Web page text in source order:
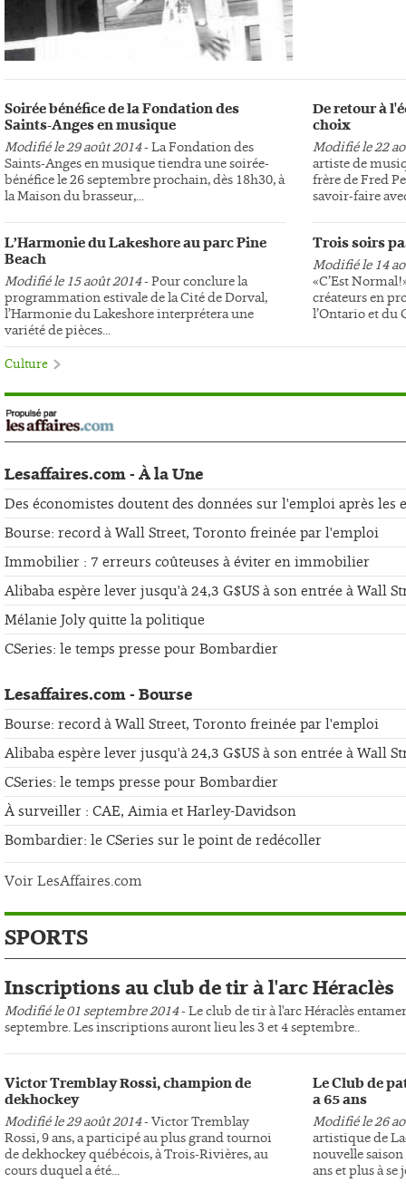
Soirée bénéfice de la Fondation des
Saints-Anges en musique
Modifié le 29 août 2014- La Fondation des
Saints-Anges en musique tiendra une soirée-
bénéfice le 26 septembre prochain, dès 18h30, à
la Maison du brasseur,...
L’Harmonie du Lakeshore au parc Pine
Beach
Modifié le 15 août 2014- Pour conclure la
programmation estivale de la Cité de Dorval,
l’Harmonie du Lakeshore interprétera une
variété de pièces...
De retour à
choix
Modifié le 22
artiste de
frère de Fred
savoir-faire
Trois soirs
Modifié le 14
«C’Est
créateurs en
l’Ontario et du
Culture
Lesaffaires.com - À la Une
Des économistes doutent des données sur l'emploi après
Bourse: record à Wall Street, Toronto freinée par l'emploi
Immobilier : 7 erreurs coûteuses à éviter en immobilier
Alibaba espère lever jusqu'à 24,3 G$US à son entrée à Wall
Mélanie Joly quitte la politique
CSeries: le temps presse pour Bombardier
Lesaffaires.com - Bourse
Bourse: record à Wall Street, Toronto freinée par l'emploi
Alibaba espère lever jusqu'à 24,3 G$US à son entrée à Wall
CSeries: le temps presse pour Bombardier
À surveiller : CAE, Aimia et Harley-Davidson
Bombardier: le CSeries sur le point de redécoller
Voir LesAffaires.com
SPORTS
Inscriptions au club de tir à l'arc Héraclès
Modifié le 01 septembre 2014- Le club de tir à l'arc Héraclès
septembre. Les inscriptions auront lieu les 3 et 4 septembre..
Victor Tremblay Rossi, champion de
dekhockey
Modifié le 29 août 2014- Victor Tremblay
Rossi, 9 ans, a participé au plus grand tournoi
de dekhockey québécois, à Trois-Rivières, au
cours duquel a été...
Le Club de
a 65 ans
Modifié le 26
artistique de
nouvelle
ans et plus à se